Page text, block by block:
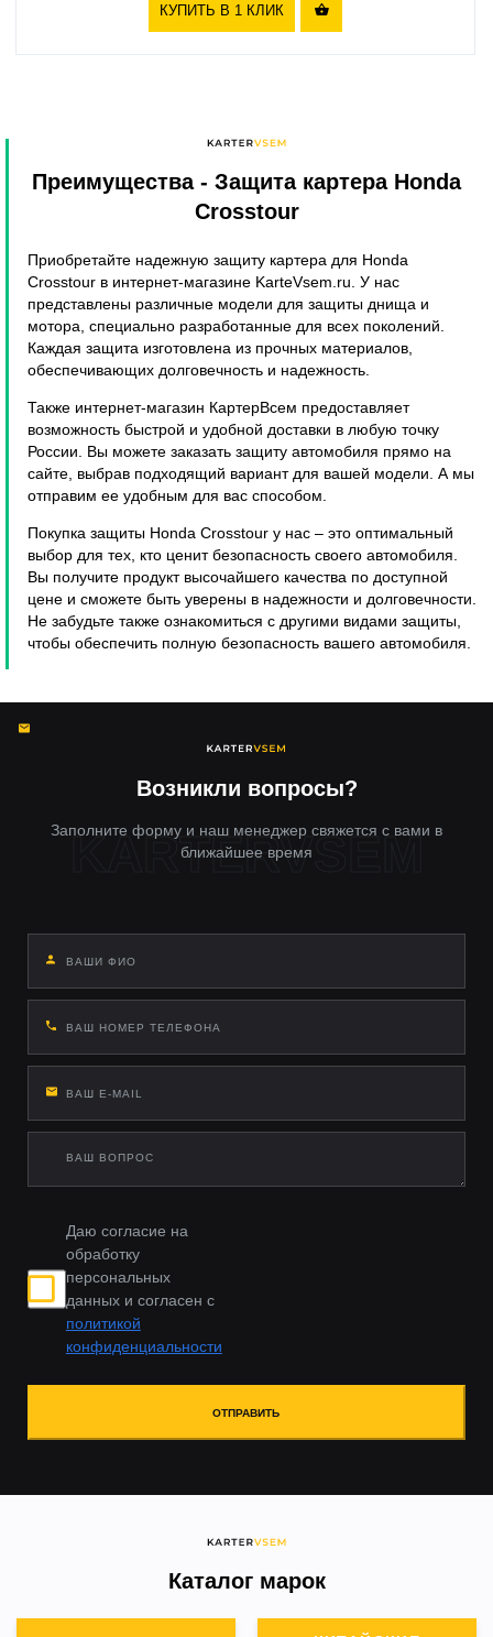
КУПИТЬ В 1 КЛИК 
Преимущества- Защита картера Honda
Crosstour
Приобретайте надежную защиту картера для Honda
Crosstour в интернет-магазине KarteVsem.ru. У нас
представлены различные модели для защиты днища и
мотора, специально разработанные для всех поколений.
Каждая защита изготовлена из прочных материалов,
обеспечивающих долговечность и надежность.
Также интернет-магазин КартерВсем предоставляет
возможность быстрой и удобной доставки в любую точку
России. Вы можете заказать защиту автомобиля прямо на
сайте, выбрав подходящий вариант для вашей модели. А мы
отправим ее удобным для вас способом.
Покупка защиты Honda Crosstour у нас – это оптимальный
выбор для тех, кто ценит безопасность своего автомобиля.
Вы получите продукт высочайшего качества по доступной
цене и сможете быть уверены в надежности и долговечности.
Не забудьте также ознакомиться с другими видами защиты,
чтобы обеспечить полную безопасность вашего автомобиля.
Возникли вопросы?
Заполните форму и наш менеджер свяжется с вами в
ближайшее время
Даю согласие на
обработку
персональных
данных и согласен с
политикой
конфиденциальности
ОТПРАВИТЬ
Каталог марок